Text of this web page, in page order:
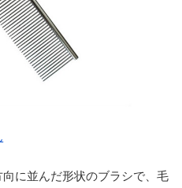
に並んだ形状のブラシで、毛